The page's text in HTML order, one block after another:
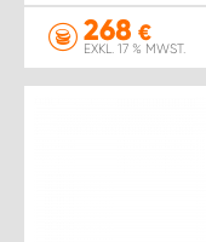
268 €
EXKL. 17 % MWST.